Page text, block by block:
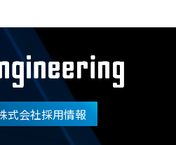
式会社採用情報